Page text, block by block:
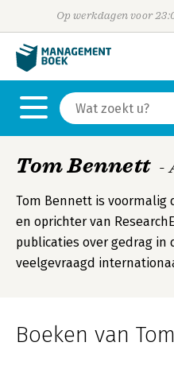
Op werkdagen voor
Tom Bennett -
Tom Bennett is voormalig
en oprichter van
publicaties over gedrag in
veelgevraagd
Boeken van